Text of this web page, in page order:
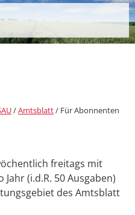
/Amtsblatt/ Für Abonnenten
freitags mit
(i.d.R. 50 Ausgaben)
des Amtsblatt